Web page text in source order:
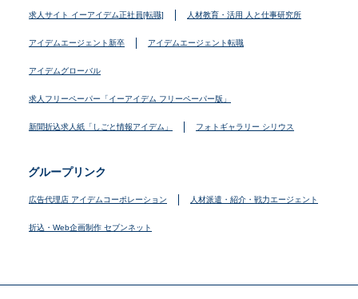
求人サイト イーアイデム正社員[転職] 人材教育・活用 人と仕事研究所
アイデムエージェント新卒 アイデムエージェント転職
アイデムグローバル
求人フリーペーパー「イーアイデム フリーペーパー版」
新聞折込求人紙「しごと情報アイデム」 フォトギャラリー シリウス
グループリンク
広告代理店 アイデムコーポレーション 人材派遣・紹介・戦力エージェント
折込・Web企画制作 セブンネット